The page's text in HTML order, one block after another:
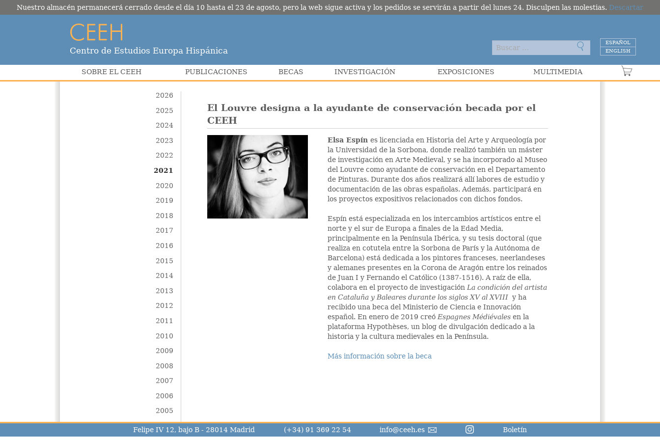
Centro de Estudios Europa Hispánica
ESPAÑOL
ENGLISH
SOBRE EL CEEH PUBLICACIONES BECAS INVESTIGACIÓN EXPOSICIONES MULTIMEDIA
2026
2025
2024
2023
2022
2021
2020
2019
2018
2017
2016
2015
2014
2013
2012
2011
2010
2009
2008
2007
2006
2005
El Louvre designa a la ayudante de conservación becada por el
CEEH
Elsa Espín es licenciada en Historia del Arte y Arqueología por
la Universidad de la Sorbona, donde realizó también un máster
de investigación en Arte Medieval, y se ha incorporado al Museo
del Louvre como ayudante de conservación en el Departamento
de Pinturas. Durante dos años realizará allí labores de estudio y
documentación de las obras españolas. Además, participará en
los proyectos expositivos relacionados con dichos fondos.
Espín está especializada en los intercambios artísticos entre el
norte y el sur de Europa a finales de la Edad Media,
principalmente en la Península Ibérica, y su tesis doctoral (que
realiza en cotutela entre la Sorbona de París y la Autónoma de
Barcelona) está dedicada a los pintores franceses, neerlandeses
y alemanes presentes en la Corona de Aragón entre los reinados
de Juan I y Fernando el Católico (1387-1516). A raíz de ella,
colabora en el proyecto de investigación La condición del artista
en Cataluña y Baleares durante los siglos XV al XVIII y ha
recibido una beca del Ministerio de Ciencia e Innovación
español. En enero de 2019 creó Espagnes Médiévalesen la
plataforma Hypothèses, un blog de divulgación dedicado a la
historia y la cultura medievales en la Península.
Más información sobre la beca
Felipe IV 12, bajo B - 28014 Madrid (+34) 91 369 22 54 info@ceeh.es Boletín
Nuestro almacén permanecerá cerrado desde el día 10 hasta el 23 de agosto, pero la web sigue activa y los pedidos se servirán a partir del lunes 24. Disculpen las molestias. Descartar